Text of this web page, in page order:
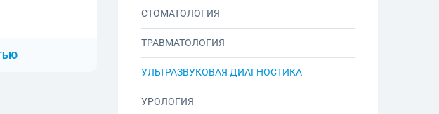
СТОМАТОЛОГИЯ
ТРАВМАТОЛОГИЯ
УЛЬТРАЗВУКОВАЯ ДИАГНОСТИКА
УРОЛОГИЯ